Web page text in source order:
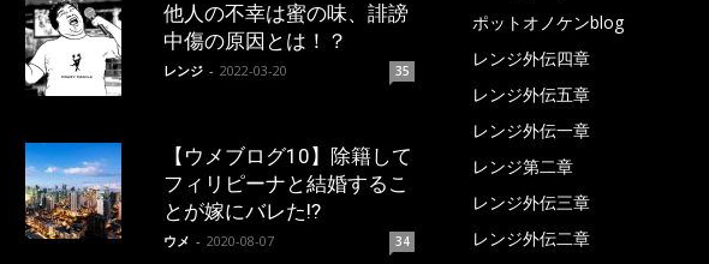
他人の不幸は蜜の味、誹謗
中傷の原因とは！？
レンジ - 2022-03-20 35
【ウメブログ10】除籍して
フィリピーナと結婚するこ
とが嫁にバレた!?
ウメ - 2020-08-07 34
ポットオノケンblog
レンジ外伝四章
レンジ外伝五章
レンジ外伝一章
レンジ第二章
レンジ外伝三章
レンジ外伝二章